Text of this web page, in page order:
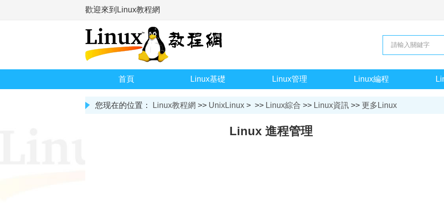
歡迎來到Linux教程網
首頁 Linux基礎 Linux管理 Linux編程
您现在的位置： Linux教程網 >> UnixLinux > >> Linux綜合 >> Linux資訊 >> 更多Linux
Linux 進程管理